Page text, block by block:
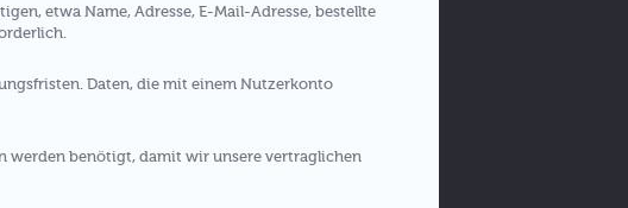
etwa Name, Adresse, E-Mail-Adresse, bestellte
Daten, die mit einem Nutzerkonto
werden benötigt, damit wir unsere vertraglichen